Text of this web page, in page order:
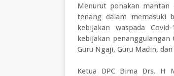
Menurut ponakan mantan
tenang dalam memasuki
kebijakan waspada
kebijakan penanggulangan
Guru Ngaji, Guru Madin,
Ketua DPC Bima Drs. H